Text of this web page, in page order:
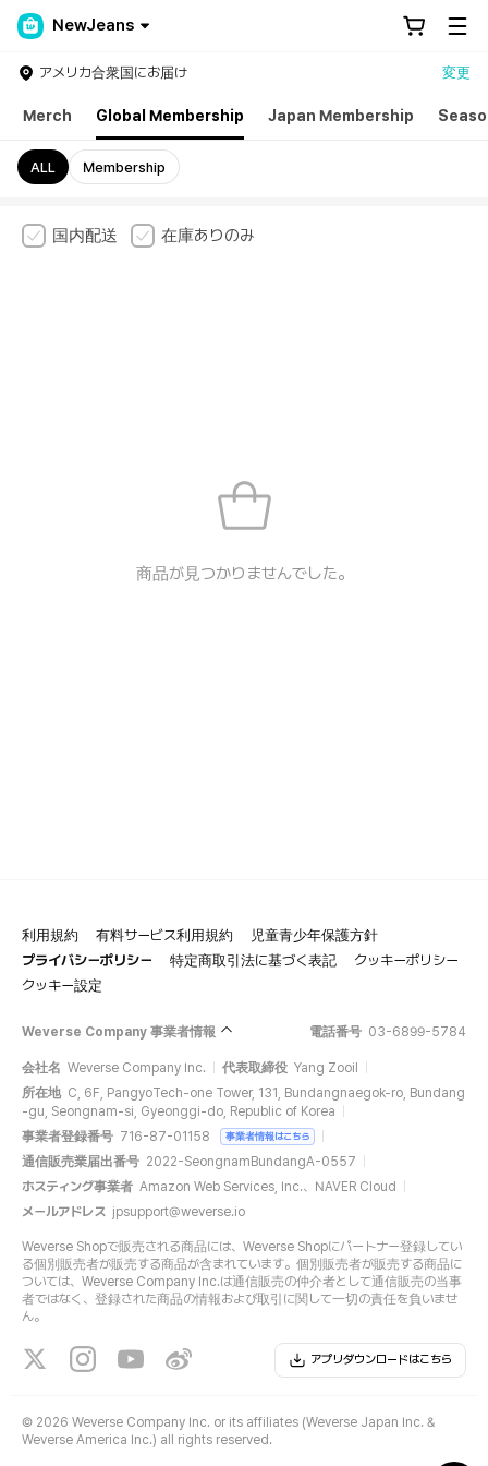
NewJeans
アメリカ合衆国にお届け 変更
Merch Global Membership Japan Membership
ALL Membership
国内配送 在庫ありのみ
商品が見つかりませんでした。
利用規約 有料サービス利用規約
児童青少年保護方針
プライバシーポリシー
特定商取引法に基づく表記
クッキーポリシー
クッキー設定
Weverse Company 事業者情報 電話番号 03-6899-5784
会社名 Weverse Company Inc. 代表取締役 Yang Zooil
所在地 C, 6F, PangyoTech-one Tower, 131, Bundangnaegok-ro, Bundang
-gu, Seongnam-si, Gyeonggi-do, Republic of Korea
事業者登録番号 716-87-01158 事業者情報はこちら
通信販売業届出番号 2022-SeongnamBundangA-0557
ホスティング事業者 Amazon Web Services, Inc.、NAVER Cloud
メールアドレス jpsupport@weverse.io
Weverse Shopで販売される商品には、Weverse Shopにパートナー登録してい
る個別販売者が販売する商品が含まれています。個別販売者が販売する商品に
ついては、Weverse Company Inc.は通信販売の仲介者として通信販売の当事
者ではなく、登録された商品の情報および取引に関して一切の責任を負いませ
ん。
アプリダウンロードはこちら
© 2026 Weverse Company Inc. or its affiliates (Weverse Japan Inc. &
Weverse America Inc.) all rights reserved.